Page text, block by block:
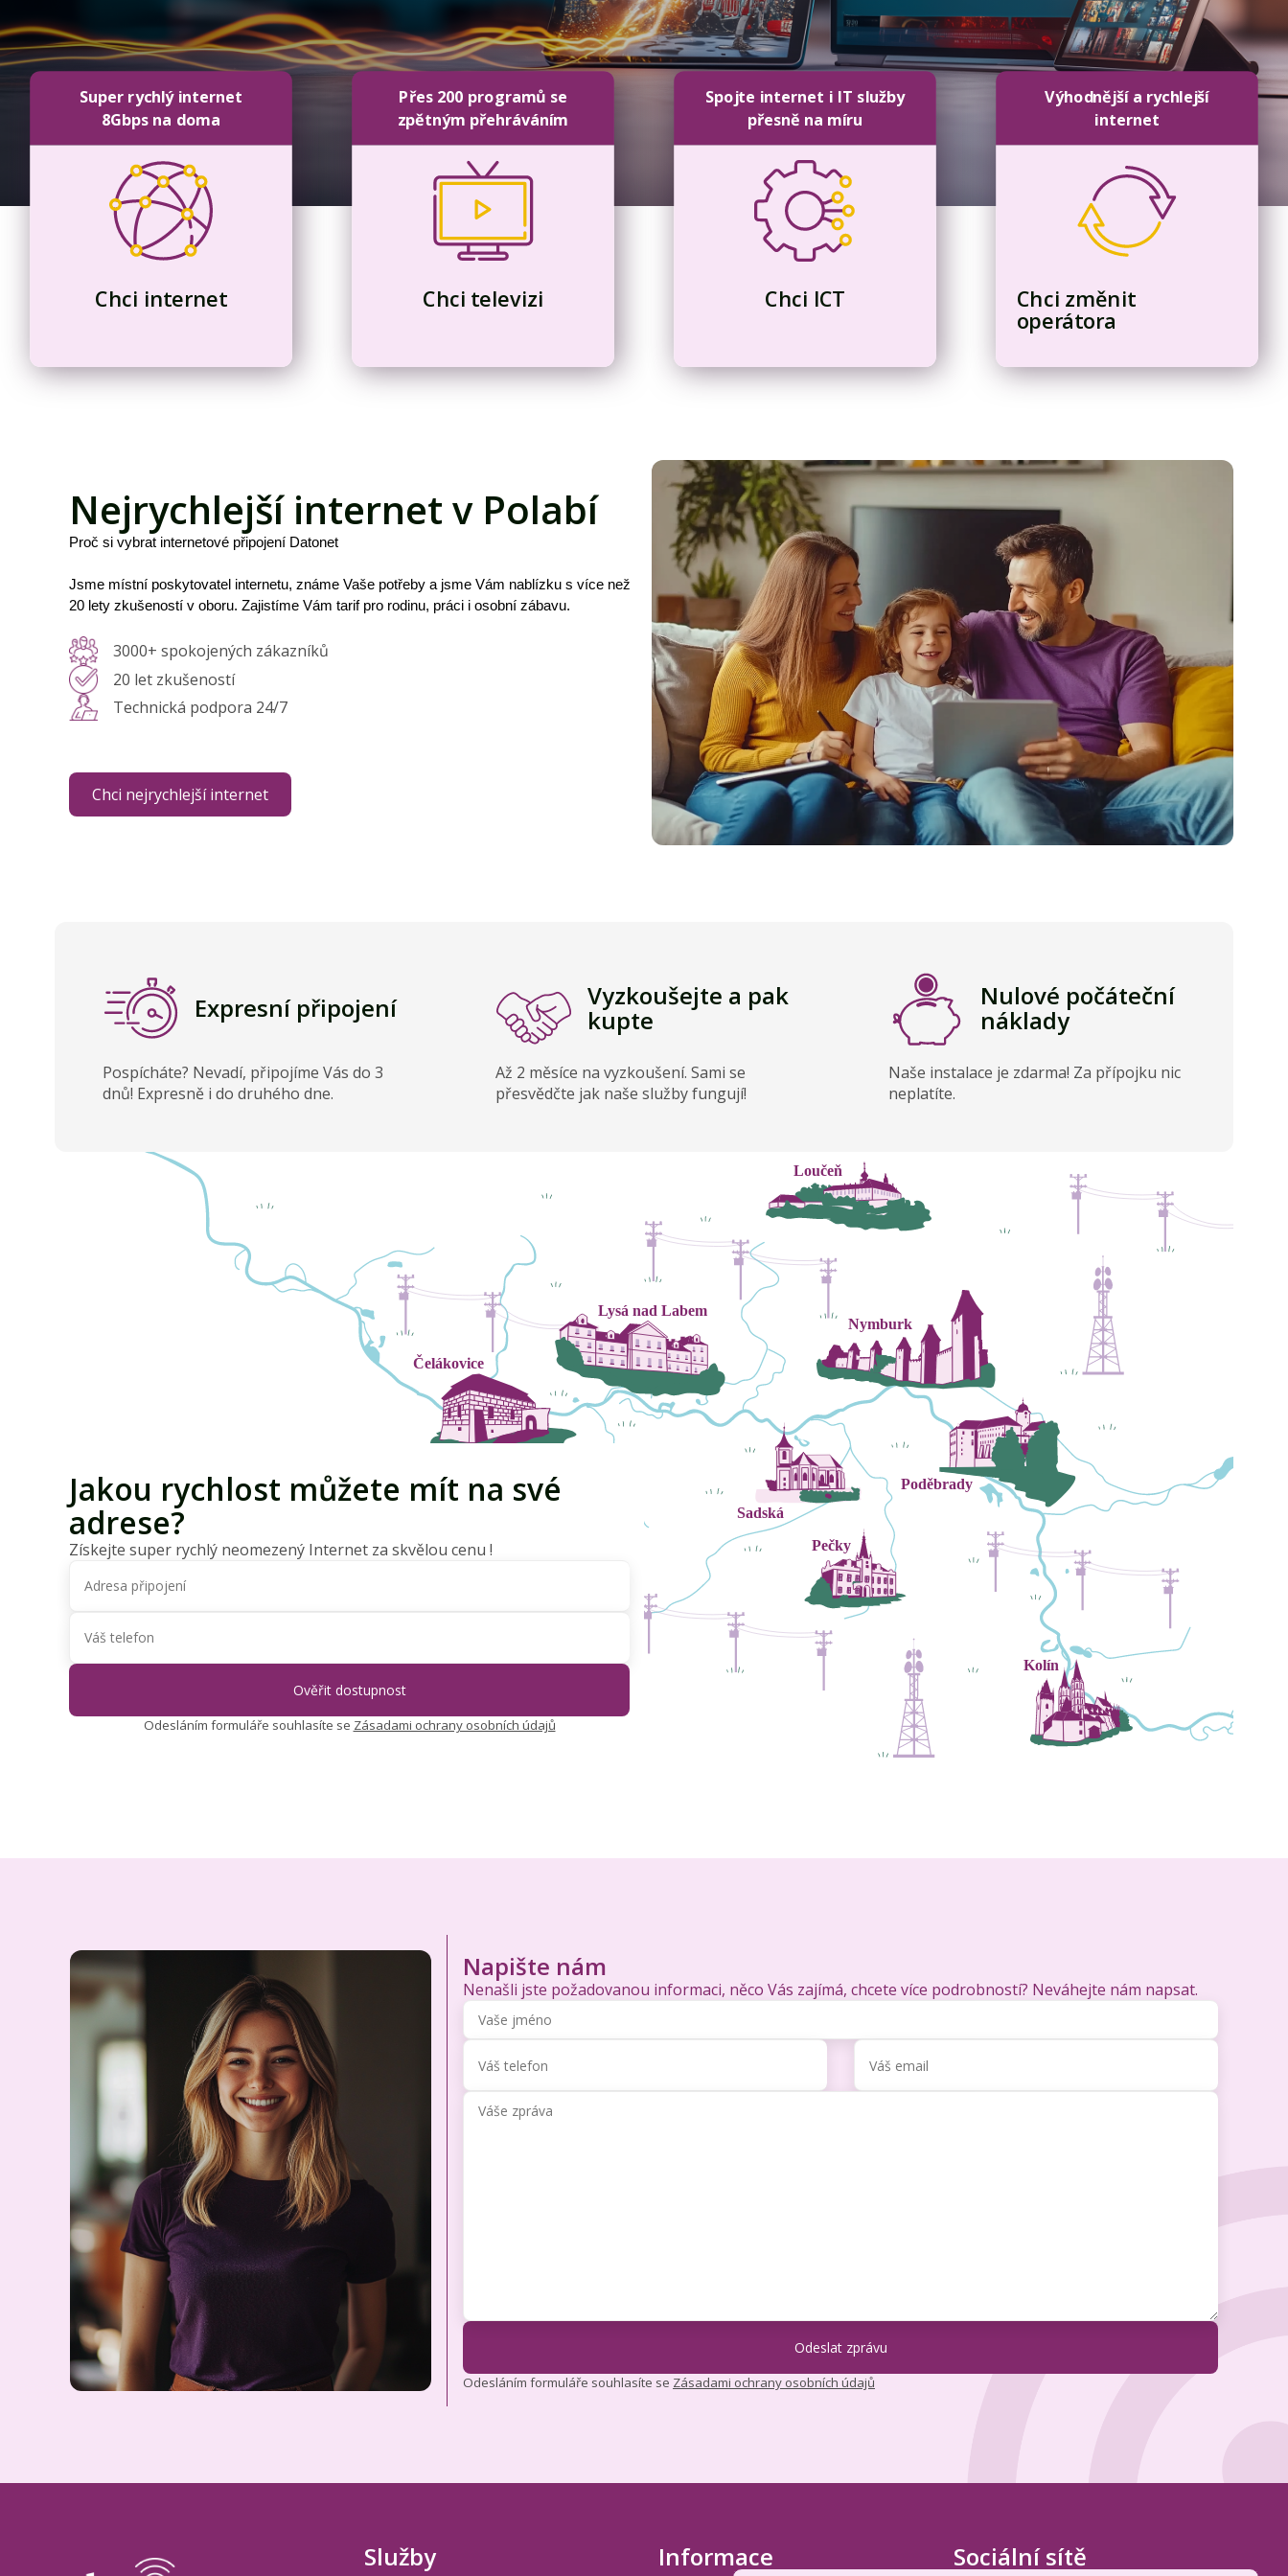
Super rychlý internet
8Gbps na doma
Chci internet
Přes 200 programů se
zpětným přehráváním
Chci televizi
Spojte internet i IT služby
přesně na míru
Chci ICT
Výhodnější a rychlejší
internet
Chci změnit
operátora
Nejrychlejší internet v Polabí
Proč si vybrat internetové připojení Datonet
Jsme místní poskytovatel internetu, známe Vaše potřeby a jsme Vám nablízku s více než
20 lety zkušeností v oboru. Zajistíme Vám tarif pro rodinu, práci i osobní zábavu.
3000+ spokojených zákazníků
20 let zkušeností
Technická podpora 24/7
Chci nejrychlejší internet
Expresní připojení
Pospícháte? Nevadí, připojíme Vás do 3
dnů! Expresně i do druhého dne.
Vyzkoušejte a pak
kupte
Až 2 měsíce na vyzkoušení. Sami se
přesvědčte jak naše služby fungují!
Nulové počáteční
náklady
Naše instalace je zdarma! Za přípojku nic
neplatíte.
Jakou rychlost můžete mít na své
adrese?
Získejte super rychlý neomezený Internet za skvělou cenu !
Odesláním formuláře souhlasíte se Zásadami ochrany osobních údajů
Napište nám
Nenašli jste požadovanou informaci, něco Vás zajímá, chcete více podrobností? Neváhejte nám napsat.
Odesláním formuláře souhlasíte se Zásadami ochrany osobních údajů
Služby Informace Sociální sítě